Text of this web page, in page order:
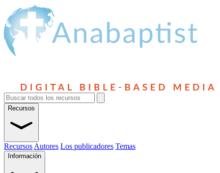
Recursos
Recursos Autores Los publicadores Temas
Información